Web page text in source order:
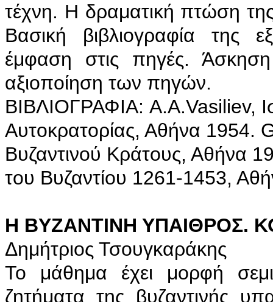
τέχνη. Η δραματική πτώση
Βασική βιβλιογραφία της
έμφαση στις πηγές.
αξιοποίηση των πηγών.
ΒΙΒΛΙΟΓΡΑΦΙΑ: A.A.Vasiliev,
Αυτοκρατορίας, Αθήνα 1954.
Βυζαντινού Κράτους, Αθήνα
του Βυζαντίου 1261-1453,
Η ΒΥΖΑΝΤΙΝΗ ΥΠΑΙΘΡΟΣ.
Δημήτριος Τσουγκαράκης
Το μάθημα έχει μορφή
ζητήματα της βυζαντινής